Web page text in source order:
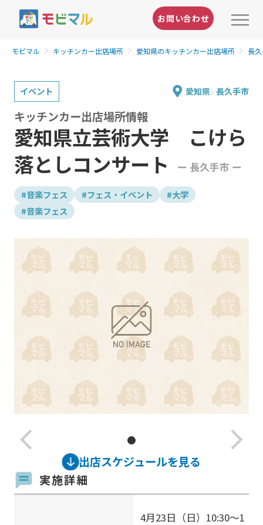
お問い合わせ
モビマル キッチンカー出店場所 愛知県のキッチンカー出店場所 長
イベント 愛知県 長久手市
愛知県立芸術大学 こけら
落としコンサート
ー 長久手市 ー
キッチンカー出店場所情報
#音楽フェス #フェス・イベント
#大学
#音楽フェス
arrow_back_ios_new arrow_forward_ios
出店スケジュールを見る
実施詳細
4月23日（日）10:30～1